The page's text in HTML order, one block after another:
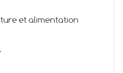
et alimentation